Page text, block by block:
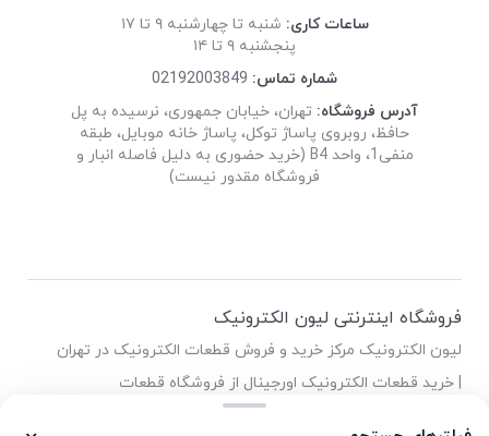
ساعات کاری: شنبه تا چهارشنبه ۹ تا ۱۷
پنجشنبه ۹ تا ۱۴
شماره تماس: 02192003849
آدرس فروشگاه: تهران، خیابان جمهوری، نرسیده به پل
حافظ، روبروی پاساژ توکل، پاساژ خانه موبایل، طبقه
منفی1، واحد B4 (خرید حضوری به دلیل فاصله انبار و
فروشگاه مقدور نیست)
فروشگاه اینترنتی لیون الکترونیک
لیون الکترونیک مرکز خرید و فروش قطعات الکترونیک در تهران
| خرید قطعات الکترونیک اورجینال از فروشگاه قطعات